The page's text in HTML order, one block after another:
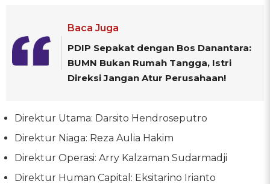
Baca Juga
PDIP Sepakat dengan Bos Danantara:
BUMN Bukan Rumah Tangga, Istri
Direksi Jangan Atur Perusahaan!
Direktur Utama: Darsito Hendroseputro
Direktur Niaga: Reza Aulia Hakim
Direktur Operasi: Arry Kalzaman Sudarmadji
Direktur Human Capital: Eksitarino Irianto